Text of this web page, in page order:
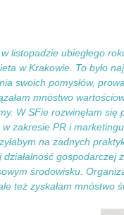
w listopadzie ubiegłego
w Krakowie. To było
swoich pomysłów,
mnóstwo
W SFie rozwinęłam
w zakresie PR i
na żadnych
działalność
środowisku.
też zyskałam mnóstwo